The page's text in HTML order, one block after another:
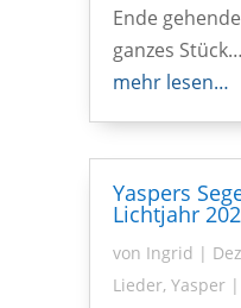
Ende
ganzes Stück…
mehr lesen…
Yaspers
Lichtjahr
von Ingrid |
Lieder,Yasper